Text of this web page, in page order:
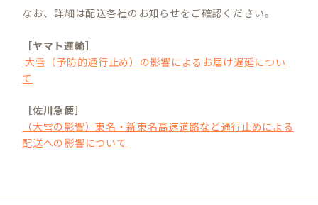
なお、詳細は配送各社のお知らせをご確認ください。
［ヤマト運輸］
大雪（予防的通行止め）の影響によるお届け遅延につい
て
［佐川急便］
（大雪の影響）東名・新東名高速道路など通行止めによる
配送への影響について